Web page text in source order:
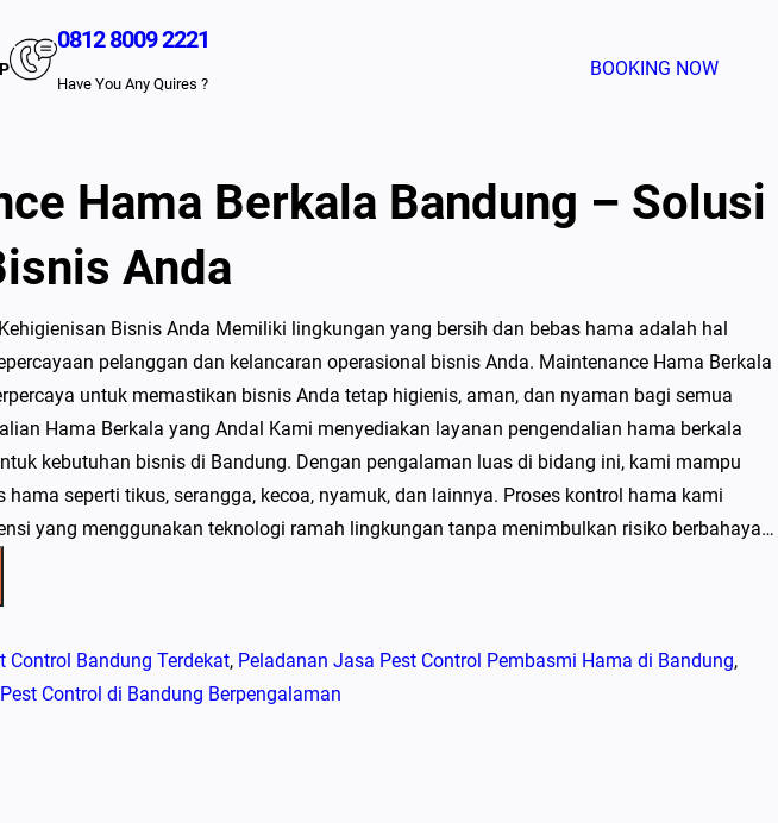
0812 8009 2221
Have You Any Quires ?
BOOKING NOW
Hama Berkala Bandung – Solusi
Anda
Bisnis Anda Memiliki lingkungan yang bersih dan bebas hama adalah hal
pelanggan dan kelancaran operasional bisnis Anda. Maintenance Hama Berkala
untuk memastikan bisnis Anda tetap higienis, aman, dan nyaman bagi semua
Hama Berkala yang Andal Kami menyediakan layanan pengendalian hama berkala
kebutuhan bisnis di Bandung. Dengan pengalaman luas di bidang ini, kami mampu
hama seperti tikus, serangga, kecoa, nyamuk, dan lainnya. Proses kontrol hama kami
yang menggunakan teknologi ramah lingkungan tanpa menimbulkan risiko berbahaya…
Control Bandung Terdekat, Peladanan Jasa Pest Control Pembasmi Hama di Bandung,
Control di Bandung Berpengalaman